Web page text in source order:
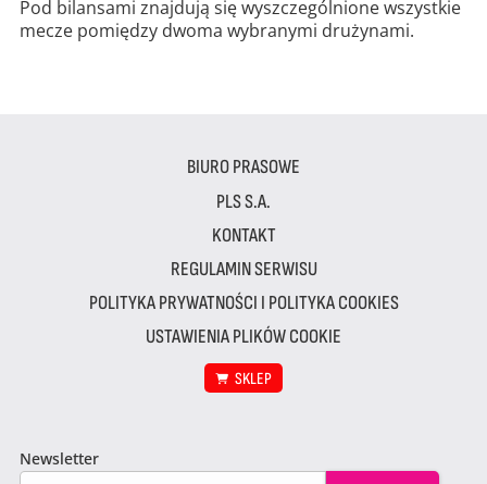
Pod bilansami znajdują się wyszczególnione wszystkie
mecze pomiędzy dwoma wybranymi drużynami.
BIURO PRASOWE
PLS S.A.
KONTAKT
REGULAMIN SERWISU
POLITYKA PRYWATNOŚCI I POLITYKA COOKIES
USTAWIENIA PLIKÓW COOKIE
SKLEP
Newsletter